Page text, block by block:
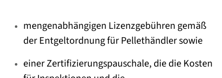
mengenabhängigen Lizenzgebühren gemäß
der Entgeltordnung für Pellethändler sowie
einer Zertifizierungspauschale, die die Kosten